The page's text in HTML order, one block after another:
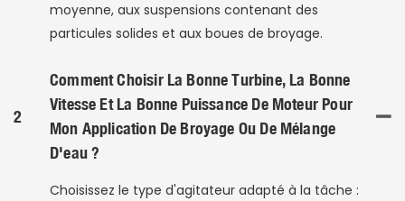
moyenne, aux suspensions contenant des
particules solides et aux boues de broyage.
2
Comment Choisir La Bonne Turbine, La Bonne
Vitesse Et La Bonne Puissance De Moteur Pour
Mon Application De Broyage Ou De Mélange
D'eau ?
Choisissez le type d'agitateur adapté à la tâche :